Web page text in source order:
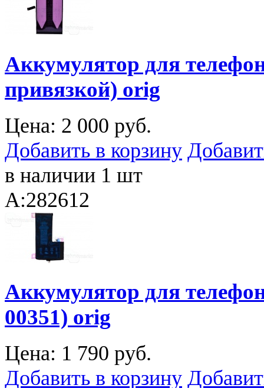
Аккумулятор для
привязкой) orig
Цена: 2 000 руб.
Добавить в корзину
в наличии 1 шт
A:282612
Аккумулятор для
00351) orig
Цена: 1 790 руб.
Добавить в корзину